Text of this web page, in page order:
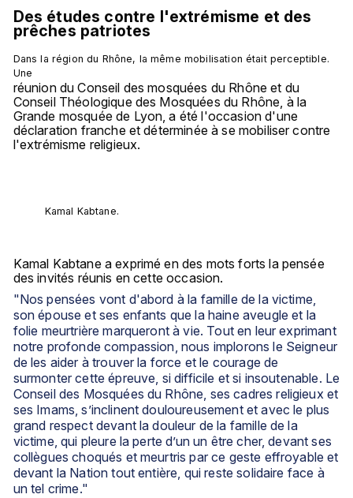
Des études contre l'extrémisme et des
prêches patriotes
Dans la région du Rhône, la même mobilisation était perceptible.
Une
réunion du Conseil des mosquées du Rhône et du
Conseil Théologique des Mosquées du Rhône, à la
Grande mosquée de Lyon, a été l'occasion d'une
déclaration franche et déterminée à se mobiliser contre
l'extrémisme religieux.
Kamal Kabtane.
Kamal Kabtane a exprimé en des mots forts la pensée
des invités réunis en cette occasion.
"Nos pensées vont d'abord à la famille de la victime,
son épouse et ses enfants que la haine aveugle et la
folie meurtrière marqueront à vie. Tout en leur exprimant
notre profonde compassion, nous implorons le Seigneur
de les aider à trouver la force et le courage de
surmonter cette épreuve, si difficile et si insoutenable. Le
Conseil des Mosquées du Rhône, ses cadres religieux et
ses Imams, s’inclinent douloureusement et avec le plus
grand respect devant la douleur de la famille de la
victime, qui pleure la perte d’un un être cher, devant ses
collègues choqués et meurtris par ce geste effroyable et
devant la Nation tout entière, qui reste solidaire face à
un tel crime."